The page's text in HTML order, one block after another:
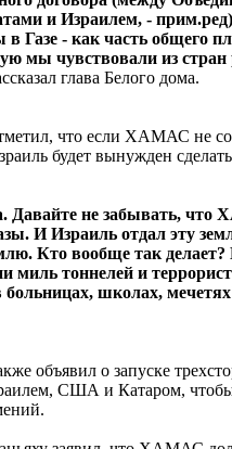
и Израилем, -
Газе - как часть общего
мы чувствовали из стран
глава Белого дома.
что если ХАМАС не
будет вынужден
Давайте не забывать,
И Израиль отдал эту
Кто вообще так
миль тоннелей и
больницах, школах,
объявил о запуске
США и Катаром, чтобы